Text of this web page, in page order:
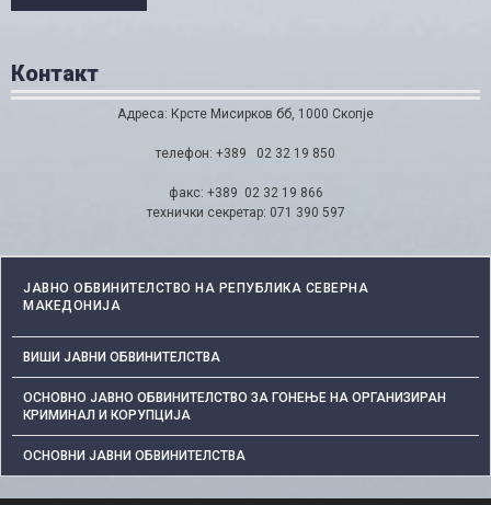
Контакт
Адреса: Крсте Мисирков бб, 1000 Скопје
телефон: +389 02 32 19 850
факс: +389 02 32 19 866
технички секретар: 071 390 597
ЈАВНО ОБВИНИТЕЛСТВО НА РЕПУБЛИКА СЕВЕРНА
МАКЕДОНИЈА
ВИШИ ЈАВНИ ОБВИНИТЕЛСТВА
ОСНОВНО ЈАВНО ОБВИНИТЕЛСТВО ЗА ГОНЕЊЕ НА ОРГАНИЗИРАН
КРИМИНАЛ И КОРУПЦИЈА
ОСНОВНИ ЈАВНИ ОБВИНИТЕЛСТВА